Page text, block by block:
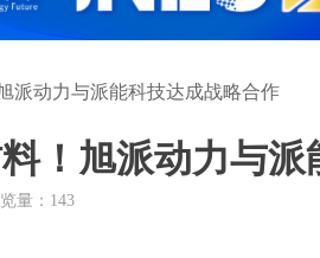
！旭派动力与
派动力与派能科技达成战略合作
量： 143